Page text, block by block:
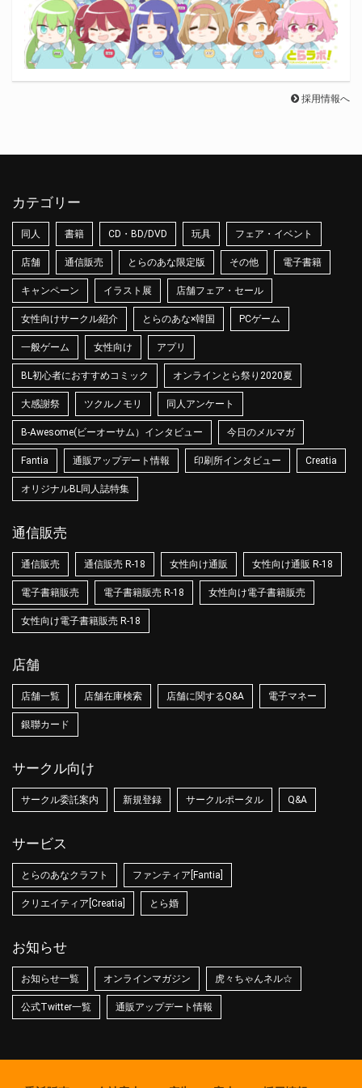
採用情報へ
カテゴリー
同人 書籍 CD・BD/DVD 玩具 フェア・イベント
店舗 通信販売 とらのあな限定版 その他 電子書籍
キャンペーン イラスト展 店舗フェア・セール
女性向けサークル紹介 とらのあな×韓国 PCゲーム
一般ゲーム 女性向け アプリ
BL初心者におすすめコミック オンラインとら祭り2020夏
大感謝祭 ツクルノモリ 同人アンケート
B-Awesome(ビーオーサム）インタビュー 今日のメルマガ
Fantia 通販アップデート情報 印刷所インタビュー Creatia
オリジナルBL同人誌特集
通信販売
通信販売 通信販売 R-18 女性向け通販 女性向け通販 R-18
電子書籍販売 電子書籍販売 R-18 女性向け電子書籍販売
女性向け電子書籍販売 R-18
店舗
店舗一覧 店舗在庫検索 店舗に関するQ&A 電子マネー
銀聯カード
サークル向け
サークル委託案内 新規登録 サークルポータル Q&A
サービス
とらのあなクラフト ファンティア[Fantia]
クリエイティア[Creatia] とら婚
お知らせ
お知らせ一覧 オンラインマガジン 虎々ちゃんネル☆
公式Twitter一覧 通販アップデート情報